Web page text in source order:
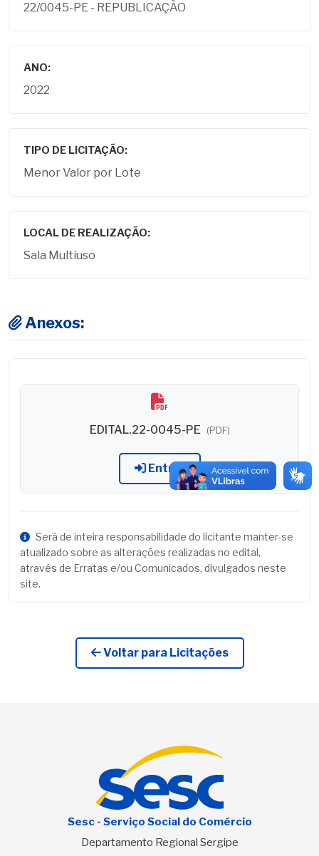
22/0045-PE - REPUBLICAÇÃO
ANO:
2022
TIPO DE LICITAÇÃO:
Menor Valor por Lote
LOCAL DE REALIZAÇÃO:
Sala Multiuso
Anexos:
EDITAL.22-0045-PE (PDF)
Entrar
Será de inteira responsabilidade do licitante manter-se
atualizado sobre as alterações realizadas no edital,
através de Erratas e/ou Comunicados, divulgados neste
site.
Voltar para Licitações
Sesc - Serviço Social do Comércio
Departamento Regional Sergipe